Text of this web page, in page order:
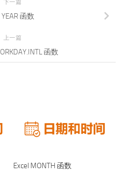
下一篇
YEAR 函数
上一篇
函数
Excel MONTH 函数